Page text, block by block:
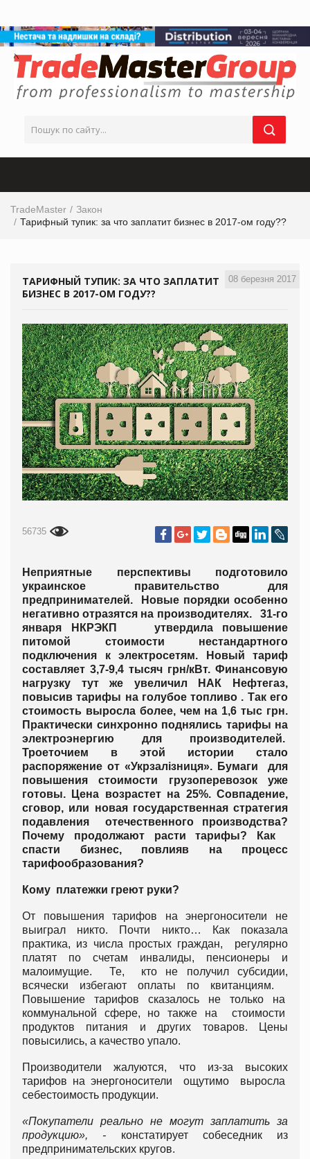
TradeMaster
Закон
Тарифный тупик: за что заплатит бизнес в 2017-ом году??
08 березня 2017
ТАРИФНЫЙ ТУПИК: ЗА ЧТО ЗАПЛАТИТ
БИЗНЕС В 2017-ОМ ГОДУ??
56735
Неприятные перспективы подготовило
украинское правительство для
предпринимателей. Новые порядки особенно
негативно отразятся на производителях. 31-го
января НКРЭКП утвердила повышение
питомой стоимости нестандартного
подключения к электросетям. Новый тариф
составляет 3,7-9,4 тысяч грн/кВт. Финансовую
нагрузку тут же увеличил НАК Нефтегаз,
повысив тарифы на голубое топливо . Так его
стоимость выросла более, чем на 1,6 тыс грн.
Практически синхронно поднялись тарифы на
электроэнергию для производителей.
Троеточием в этой истории стало
распоряжение от «Укрзалізниця». Бумаги для
повышения стоимости грузоперевозок уже
готовы. Цена возрастет на 25%. Совпадение,
сговор, или новая государственная стратегия
подавления отечественного производства?
Почему продолжают расти тарифы? Как
спасти бизнес, повлияв на процесс
тарифообразования?
Кому платежки греют руки?
От повышения тарифов на энергоносители не
выиграл никто. Почти никто… Как показала
практика, из числа простых граждан, регулярно
платят по счетам инвалиды, пенсионеры и
малоимущие. Те, кто не получил субсидии,
всячески избегают оплаты по квитанциям.
Повышение тарифов сказалось не только на
коммунальной сфере, но также на стоимости
продуктов питания и других товаров. Цены
повысились, а качество упало.
Производители жалуются, что из-за высоких
тарифов на энергоносители ощутимо выросла
себестоимость продукции.
«Покупатели реально не могут заплатить за
продукцию», - констатирует собеседник из
предпринимательских кругов.